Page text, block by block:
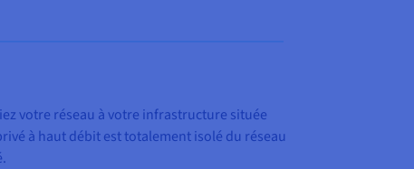
votre réseau à votre infrastructure située
à haut débit est totalement isolé du réseau